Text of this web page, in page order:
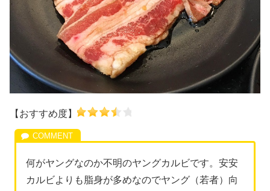
【おすすめ度】
何がヤングなのか不明のヤングカルビです。安安
カルビよりも脂身が多めなのでヤング（若者）向